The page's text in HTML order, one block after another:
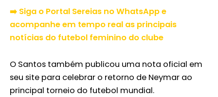
➡️ Siga o Portal Sereias no WhatsApp e
acompanhe em tempo real as principais
notícias do futebol feminino do clube
O Santos também publicou uma nota oficial em
seu site para celebrar o retorno de Neymar ao
principal torneio do futebol mundial.